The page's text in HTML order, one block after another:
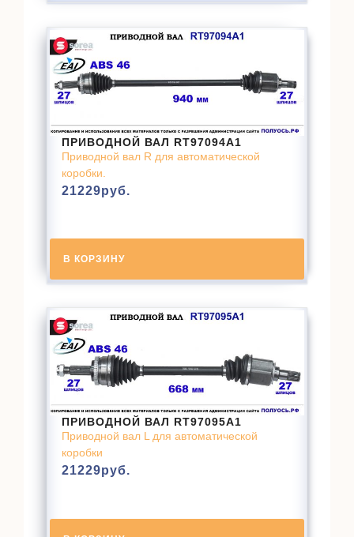
ПРИВОДНОЙ ВАЛ RT97094A1
Приводной вал R для автоматической
коробки.
21229руб.
В КОРЗИНУ
ПРИВОДНОЙ ВАЛ RT97095A1
Приводной вал L для автоматической
коробки
21229руб.